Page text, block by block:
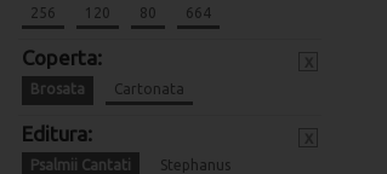
256 120 80 664
Coperta:
Brosata Cartonata
Editura:
Psalmii Cantati Stephanus